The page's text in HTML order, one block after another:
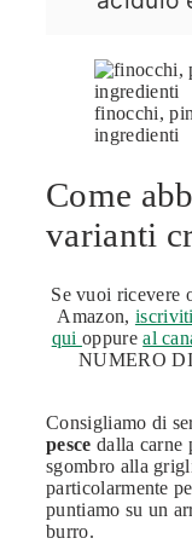
finocchi,
ingredienti
Come
varianti
Se vuoi ricevere
Amazon,
qui oppureal
NUMERO
Consigliamo di
pesce dalla carne
sgombro alla
particolarmente
puntiamo su un
burro.